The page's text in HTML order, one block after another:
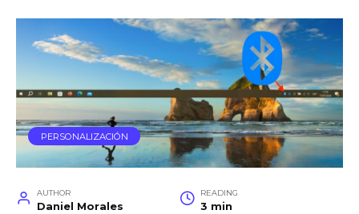
PERSONALIZACIÓN
AUTHOR
Daniel Morales
READING
3 min